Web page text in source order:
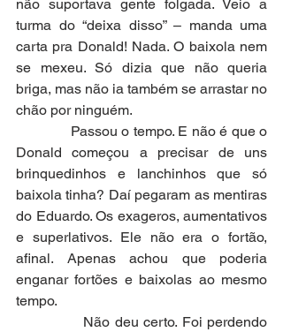
não suportava gente folgada. Veio a
turma do “deixa disso” – manda uma
carta pra Donald! Nada. O baixola nem
se mexeu. Só dizia que não queria
briga, mas não ia também se arrastar no
chão por ninguém.
Passou o tempo. E não é que o
Donald começou a precisar de uns
brinquedinhos e lanchinhos que só
baixola tinha? Daí pegaram as mentiras
do Eduardo. Os exageros, aumentativos
e superlativos. Ele não era o fortão,
afinal. Apenas achou que poderia
enganar fortões e baixolas ao mesmo
tempo.
Não deu certo. Foi perdendo